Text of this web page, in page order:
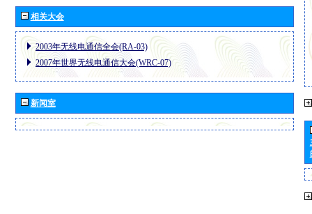
相关大会
2003年无线电通信全会(RA-03)
2007年世界无线电通信大会(WRC-07)
新闻室